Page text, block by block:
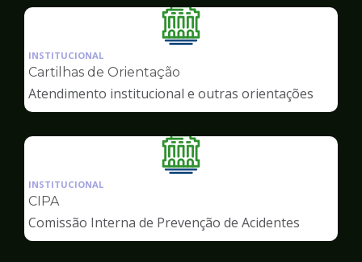
Ilustração
da
de
Servidor
INSTITUCIONAL
Cartilhas de Orientação
Atendimento institucional e outras orientações
Ilustração
da
Servidor
INSTITUCIONAL
CIPA
Comissão Interna de Prevenção de Acidentes